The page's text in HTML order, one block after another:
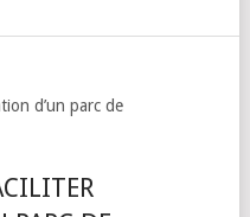
d’un parc de